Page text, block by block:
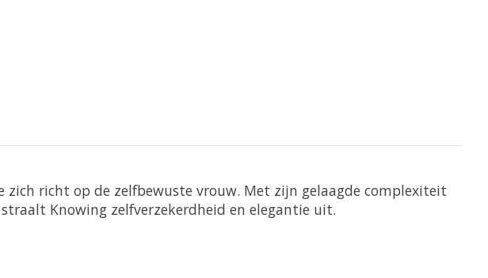
zich richt op de zelfbewuste vrouw. Met zijn gelaagde complexiteit
Knowing zelfverzekerdheid en elegantie uit.